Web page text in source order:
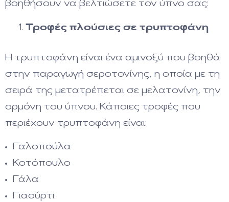
βοηθήσουν να βελτιώσετε τον ύπνο σας:
Τροφές πλούσιες σε τρυπτοφάνη
Η τρυπτοφάνη είναι ένα αμινοξύ που βοηθά
στην παραγωγή σεροτονίνης, η οποία με τη
σειρά της μετατρέπεται σε μελατονίνη, την
ορμόνη του ύπνου. Κάποιες τροφές που
περιέχουν τρυπτοφάνη είναι:
Γαλοπούλα
Κοτόπουλο
Γάλα
Γιαούρτι